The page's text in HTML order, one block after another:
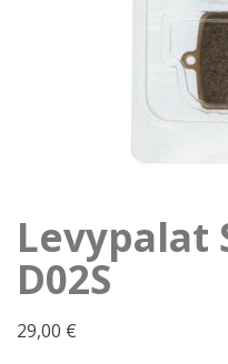
Levypalat
D02S
29,00 €